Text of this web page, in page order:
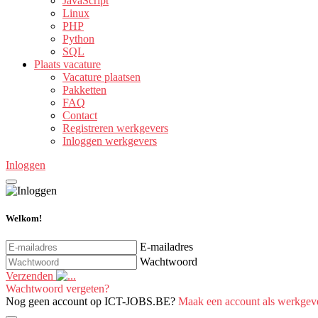
Linux
PHP
Python
SQL
Plaats vacature
Vacature plaatsen
Pakketten
FAQ
Contact
Registreren werkgevers
Inloggen werkgevers
Inloggen
Welkom!
E-mailadres
Wachtwoord
Verzenden
Wachtwoord vergeten?
Nog geen account op ICT-JOBS.BE? Maak een account als